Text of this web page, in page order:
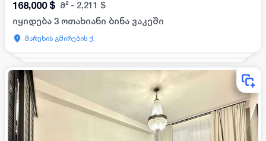
168,000 $ მ² - 2,211 $
იყიდება 3 ოთახიანი ბინა ვაკეში
მარუხის გმირების ქ.